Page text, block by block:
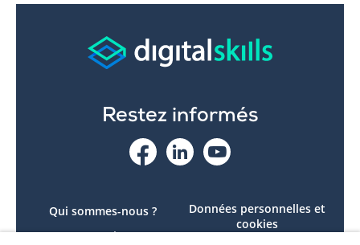
Restez informés
Qui sommes-nous ?
Le projet
Données personnelles et
cookies